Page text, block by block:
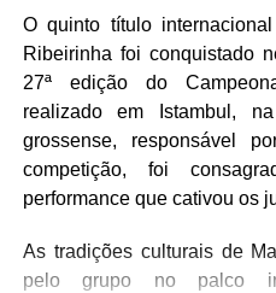
O quinto título
Ribeirinha foi conquistado
27ª edição do
realizado em Istambul,
grossense, responsável
competição, foi
performance que cativou os
As tradições culturais de
pelo grupo no palco